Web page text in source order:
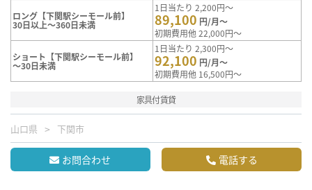
ロング【下関駅シーモール前】
30日以上～360日未満
1日当たり 2,200円～
89,100 円/月～
初期費用他 22,000円～
ショート【下関駅シーモール前】
～30日未満
1日当たり 2,300円～
92,100 円/月～
初期費用他 16,500円～
家具付賃貸
山口県 下関市
お問合わせ 電話する